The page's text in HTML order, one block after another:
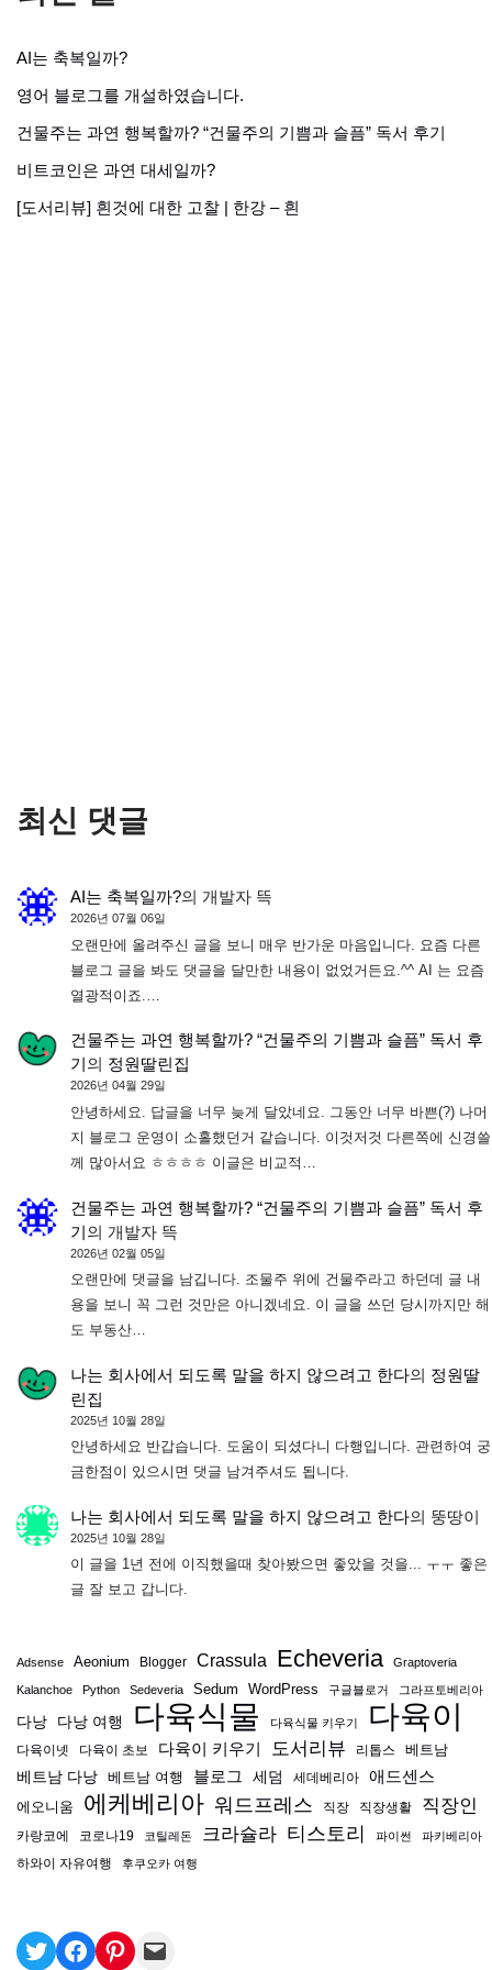
AI는 축복일까?
영어 블로그를 개설하였습니다.
건물주는 과연 행복할까? “건물주의 기쁨과 슬픔” 독서 후기
비트코인은 과연 대세일까?
[도서리뷰] 흰것에 대한 고찰 | 한강 – 흰
최신 댓글
AI는 축복일까?의 개발자 뜩
2026년 07월 06일
오랜만에 올려주신 글을 보니 매우 반가운 마음입니다. 요즘 다른
블로그 글을 봐도 댓글을 달만한 내용이 없었거든요.^^ AI 는 요즘
열광적이죠.…
건물주는 과연 행복할까? “건물주의 기쁨과 슬픔” 독서 후
기의 정원딸린집
2026년 04월 29일
안녕하세요. 답글을 너무 늦게 달았네요. 그동안 너무 바쁜(?) 나머
지 블로그 운영이 소홀했던거 같습니다. 이것저것 다른쪽에 신경쓸
께 많아서요 ㅎㅎㅎㅎ 이글은 비교적…
건물주는 과연 행복할까? “건물주의 기쁨과 슬픔” 독서 후
기의 개발자 뜩
2026년 02월 05일
오랜만에 댓글을 남깁니다. 조물주 위에 건물주라고 하던데 글 내
용을 보니 꼭 그런 것만은 아니겠네요. 이 글을 쓰던 당시까지만 해
도 부동산…
나는 회사에서 되도록 말을 하지 않으려고 한다의 정원딸
린집
2025년 10월 28일
안녕하세요 반갑습니다. 도움이 되셨다니 다행입니다. 관련하여 궁
금한점이 있으시면 댓글 남겨주셔도 됩니다.
나는 회사에서 되도록 말을 하지 않으려고 한다의 뚱땅이
2025년 10월 28일
이 글을 1년 전에 이직했을때 찾아봤으면 좋았을 것을... ㅜㅜ 좋은
글 잘 보고 갑니다.
Adsense Aeonium Blogger Crassula Echeveria Graptoveria
Kalanchoe Python Sedeveria Sedum WordPress 구글블로거 그라프토베리아
다낭 다낭 여행 다육식물 다육식물 키우기 다육이
다육이넷 다육이 초보 다육이 키우기 도서리뷰 리톱스
베트남
베트남 다낭 베트남 여행 블로그 세덤 세데베리아 애드센스
에오니움 에케베리아 워드프레스 직장 직장생활 직장인
카랑코에 코로나19 코틸레돈 크라슐라 티스토리 파이썬 파키베리아
하와이 자유여행 후쿠오카 여행